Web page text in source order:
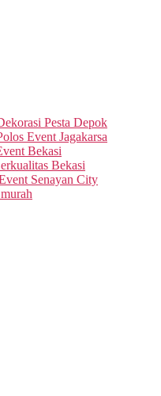
Pesta Depok
Event Jagakarsa
Bekasi
Bekasi
Senayan City